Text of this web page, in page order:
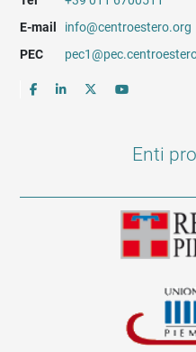
E-mail
info@centroestero.org
PEC
Enti